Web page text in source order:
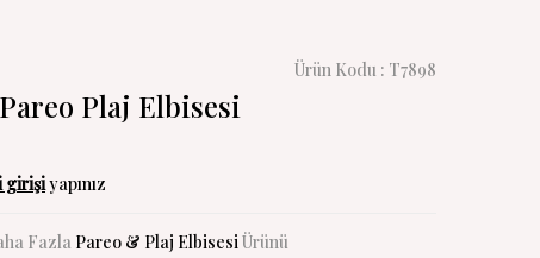
Ürün Kodu : T7898
Plaj Elbisesi
girişiyapınız
Fazla Pareo & Plaj ElbisesiÜrünü